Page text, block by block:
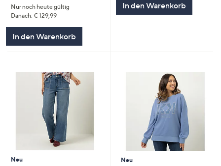
Nur noch heute gültig
Danach: € 129,99
In den Warenkorb
In den Warenkorb
Neu
Neu